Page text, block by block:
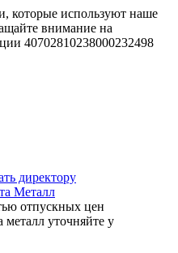
которые используют наше
внимание на
40702810238000232498
директору
отпускных цен
уточняйте у